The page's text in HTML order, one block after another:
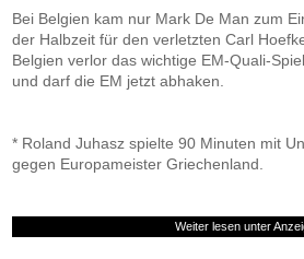
Bei Belgien kam nur Mark De Man zum
der Halbzeit für den verletzten Carl
Belgien verlor das wichtige EM-Quali-
und darf die EM jetzt abhaken.
* Roland Juhasz spielte 90 Minuten mit
gegen Europameister Griechenland.
Weiter lesen unter